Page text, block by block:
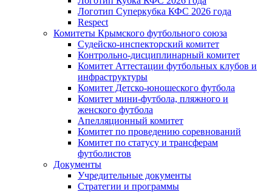
Логотип Суперкубка КФС 2026 года
Respect
Комитеты Крымского футбольного союза
Судейско-инспекторский комитет
Контрольно-дисциплинарный комитет
Комитет Аттестации футбольных клубов и
инфраструктуры
Комитет Детско-юношеского футбола
Комитет мини-футбола, пляжного и
женского футбола
Апелляционный комитет
Комитет по проведению соревнований
Комитет по статусу и трансферам
футболистов
Документы
Учредительные документы
Стратегии и программы